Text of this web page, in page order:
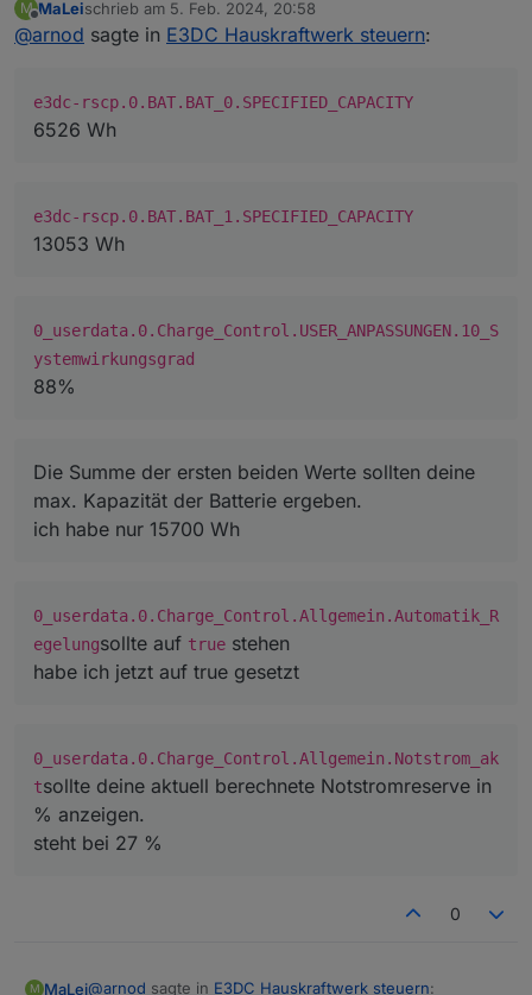
riekapazität_kWhzeigt dir den aktuellen SOC der
Batterie in kWh an und nicht die max. Kapazität der
e3dc-rscp.0.BAT.BAT_0.SPECIFIED_CAPACITY
bei zwei Batteriekreise auch
N.10_Systemwirkungsgrad
Die Summe der ersten beiden Werte sollten deine max.
0_userdata.0.Charge_Control.Allgemein.Notst
rom_aktsollte deine aktuell berechnete
Notstromreserve in % anzeigen.
M
Offline
MaLeischrieb am 5. Feb. 2024, 20:58
zuletzt editiert von
@arnod sagte in E3DC Hauskraftwerk steuern:
e3dc-rscp.0.BAT.BAT_0.SPECIFIED_CAPACITY
6526 Wh
e3dc-rscp.0.BAT.BAT_1.SPECIFIED_CAPACITY
13053 Wh
0_userdata.0.Charge_Control.USER_ANPASSUNGEN.10_S
ystemwirkungsgrad
88%
Die Summe der ersten beiden Werte sollten deine
max. Kapazität der Batterie ergeben.
ich habe nur 15700 Wh
0_userdata.0.Charge_Control.Allgemein.Automatik_R
egelungsollte auf true stehen
habe ich jetzt auf true gesetzt
0_userdata.0.Charge_Control.Allgemein.Notstrom_ak
tsollte deine aktuell berechnete Notstromreserve in
% anzeigen.
steht bei 27 %
0
M MaLei@arnod sagte in E3DC Hauskraftwerk steuern: